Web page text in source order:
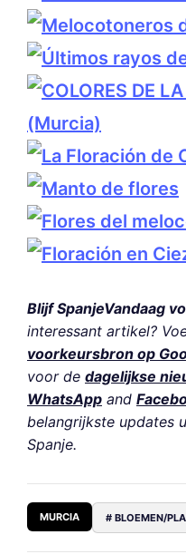
Blijf SpanjeVandaag
interessant artikel?
voorkeursbron op
voor de dagelijkse
WhatsApp and
belangrijkste updates
Spanje.
MURCIA # BLOEMEN/